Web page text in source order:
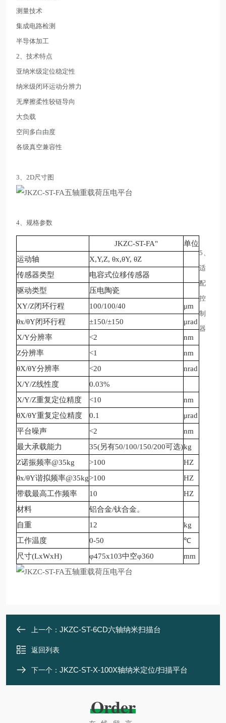
测量技术
集成电路检测
半导体加工
2、技术特点
亚纳米级定位稳定性
纳米级闭环运动分辨力
无摩擦柔性较链导向
大负载
空间多白由度
各级真空兼容性
3、2D尺寸图
4、规格参数
JKZC-ST-FA"
单位
运动轴
X,Y,Z, θx,θY, θZ
传感器类型
电容式位移传感器
驱动类型
压电陶瓷
XY/Z闭环行程
100/100/40 μm
θx/θY闭环行程 ±150/±150 μrad
X/Y分辨率
<2
nm
Z分辨率
<1
nm
θX/θY分辨率 <20
nrad
X/Y/Z线性度
0.03%
X/Y/Z重复定位精度
<10 nm
θX/θY重复定位精度 0.1 μrad
平台噪声
<2
nm
最大承载能力
35(另有50/100/150/200可选)kg
Z诺振频率@35kg
>100 HZ
θx/θY谐拟频率@35kg>100 HZ
带载最高工作频率
10 HZ
材料
铝合金/钛合金。
自重
12
kg
工作温度
0-50
℃
尺寸(LxWxH)
φ475x103中空φ360 mm
5、
适
配
控
制
器
上一个： JKZC-ST-6CD六轴纳米扫描台
返回列表
下一个： JKZC-ST-X-100X轴纳米定位/扫描平台
Order